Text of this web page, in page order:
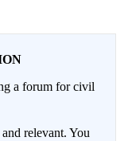
a forum for civil
relevant. You